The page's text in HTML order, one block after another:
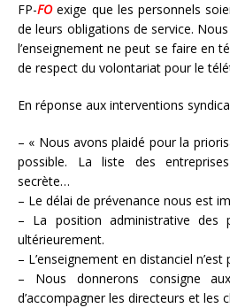
FP-FOexige que les personnels
de leurs obligations de service.
l’enseignement ne peut se faire en
de respect du volontariat pour le
En réponse aux interventions
– « Nous avons plaidé pour la
possible. La liste des
secrète…
– Le délai de prévenance nous est
– La position administrative des
ultérieurement.
– L’enseignement en distanciel n’est
– Nous donnerons consigne
d’accompagner les directeurs et les